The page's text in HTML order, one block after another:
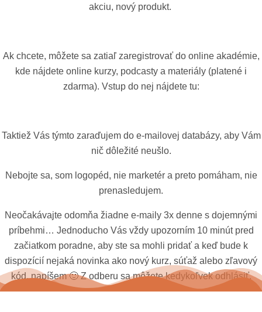
akciu, nový produkt.
Ak chcete, môžete sa zatiaľ zaregistrovať do online akadémie,
kde nájdete online kurzy, podcasty a materiály (platené i
zdarma). Vstup do nej nájdete tu:
Taktiež Vás týmto zaraďujem do e-mailovej databázy, aby Vám
nič dôležité neušlo.
Nebojte sa, som logopéd, nie marketér a preto pomáham, nie
prenasledujem.
Neočakávajte odomňa žiadne e-maily 3x denne s dojemnými
príbehmi… Jednoducho Vás vždy upozorním 10 minút pred
začiatkom poradne, aby ste sa mohli pridať a keď bude k
dispozícií nejaká novinka ako nový kurz, súťaž alebo zľavový
kód, napíšem 🙂 Z odberu sa môžete kedykoľvek odhlásiť.